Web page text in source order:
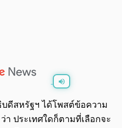
0:00/
ดีสหรัฐฯ ได้โพสต์ข้อความ
า ประเทศใดก็ตามที่เลือกจะ